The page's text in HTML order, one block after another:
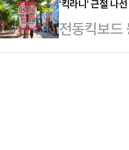
2009년 서
이용 협약
외 4개 자
흡한 실정
이상 미룰
했다.지난
'킥라니' 근절 나
전동킥보드
'킥라니'(킥